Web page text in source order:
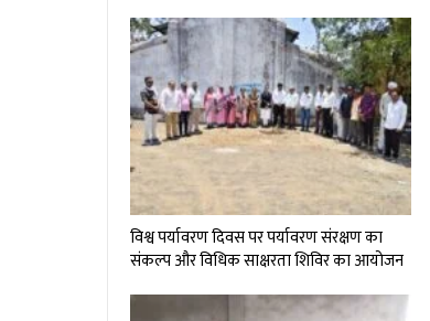
विश्व पर्यावरण दिवस पर पर्यावरण संरक्षण का
संकल्प और विधिक साक्षरता शिविर का आयोजन